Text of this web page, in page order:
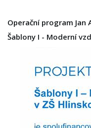
Operační program Jan
Šablony I - Moderní